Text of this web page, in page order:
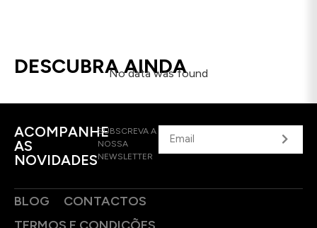
DESCUBRA AINDA
No data was found
ACOMPANHE
AS
NOVIDADES
SUBSCREVA A
NOSSA
NEWSLETTER
BLOG
CONTACTOS